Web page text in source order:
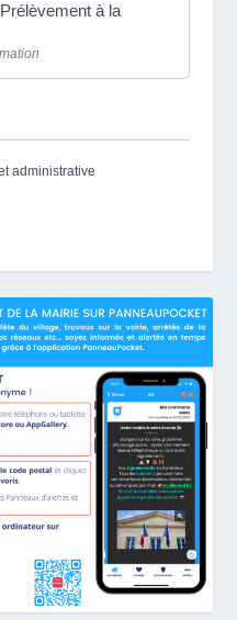
à la
administrative